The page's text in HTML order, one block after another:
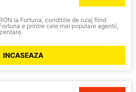
la Fortuna, conditiile de rulaj fiind
e printre cele mai populare agentii,
INCASEAZA